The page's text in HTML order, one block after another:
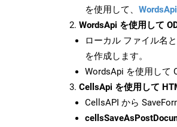
を使用して、 WordsApi
WordsApi を使用して
ローカル ファイル名
を作成します。
WordsApi を使用して
CellsApi を使用して
CellsAPI から